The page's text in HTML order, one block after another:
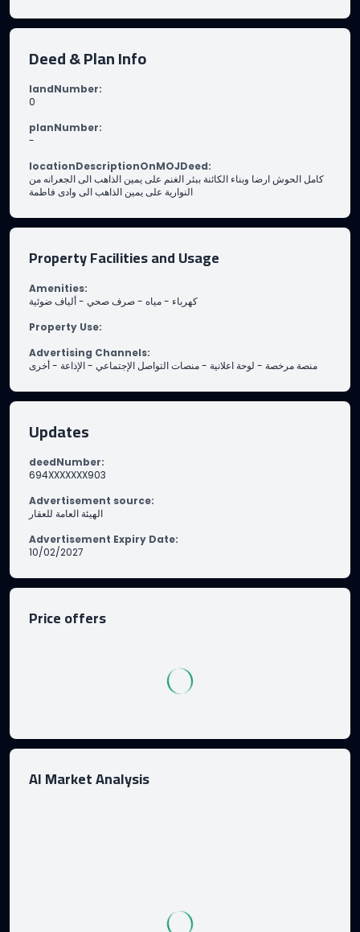
Deed & Plan Info
landNumber:
0
planNumber:
-
locationDescriptionOnMOJDeed:
كامل الحوش ارضا وبناء الكائنة ببئر الغنم على يمين الذاهب الى الجعرانه من
النوارية على يمين الذاهب الى وادى فاطمة
Property Facilities and Usage
Amenities:
كهرباء -مياه -صرف صحي -ألياف ضوئية
Property Use:
Advertising Channels:
منصة مرخصة - لوحة اعلانية -منصات التواصل الإجتماعي -الإذاعة -أخرى
Updates
deedNumber:
694XXXXXXX903
Advertisement source:
الهيئة العامة للعقار
Advertisement Expiry Date:
10/02/2027
Price offers
AI Market Analysis